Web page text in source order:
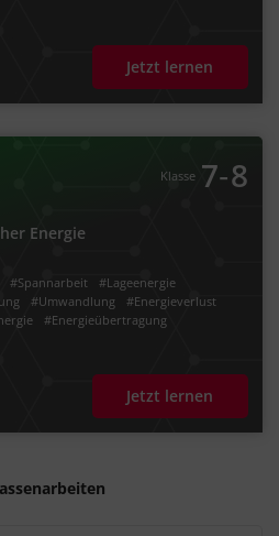
Jetzt lernen
Klasse 7‐8
Energie
#Spannarbeit
#Lageenergie
#Umwandlung
#Energieverlust
#Energieübertragung
Jetzt lernen